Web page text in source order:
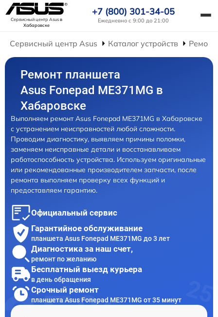
Сервисный центр Asusв
Хабаровске
+7 (800) 301-34-05
Ежедневно с 9:00 до 21:00
Сервисный центр Asus Каталог устройств
Ремонт планшета
Asus Fonepad ME371MG в
Хабаровске
Выполняем ремонт Asus Fonepad ME371MG в Хабаровске
с устранением неисправностей любой сложности.
Проводим диагностику, выявляем причины поломки,
заменяем неисправные детали и восстанавливаем
работоспособность устройства. Используем оригинальные
или рекомендованные производителем запчасти, после
ремонта выполняем проверку всех функций и
предоставляем гарантию.
Официальный сервис
Гарантийное обслуживание
планшета Asus Fonepad ME371MG до 3 лет
Диагностика за наш счет,
ремонт по желанию
Бесплатный выезд курьера
в день обращения
Срочный ремонт
планшета Asus Fonepad ME371MG от 35 минут